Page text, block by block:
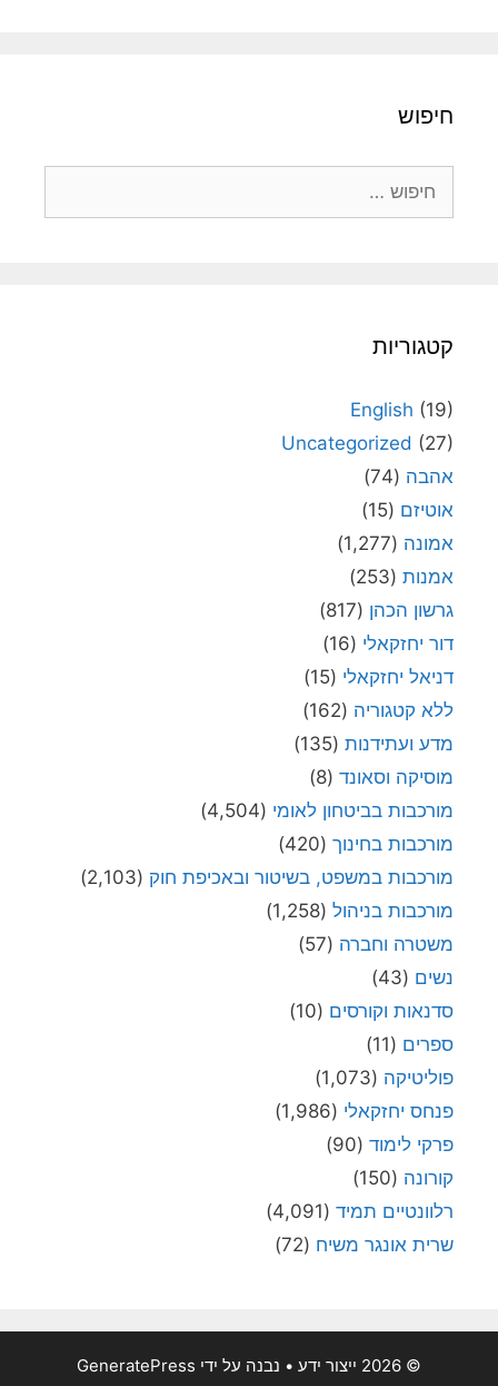
חיפוש
קטגוריות
English (19)
Uncategorized (27)
אהבה (74)
אוטיזם (15)
אמונה (1,277)
אמנות (253)
גרשון הכהן (817)
דור יחזקאלי (16)
דניאל יחזקאלי (15)
ללא קטגוריה (162)
מדע ועתידנות (135)
מוסיקה וסאונד (8)
מורכבות בביטחון לאומי (4,504)
מורכבות בחינוך (420)
מורכבות במשפט, בשיטור ובאכיפת חוק (2,103)
מורכבות בניהול (1,258)
משטרה וחברה (57)
נשים (43)
סדנאות וקורסים (10)
ספרים (11)
פוליטיקה (1,073)
פנחס יחזקאלי (1,986)
פרקי לימוד (90)
קורונה (150)
רלוונטיים תמיד (4,091)
שרית אונגר משיח (72)
© 2026 ייצור ידע • נבנה על ידי GeneratePress